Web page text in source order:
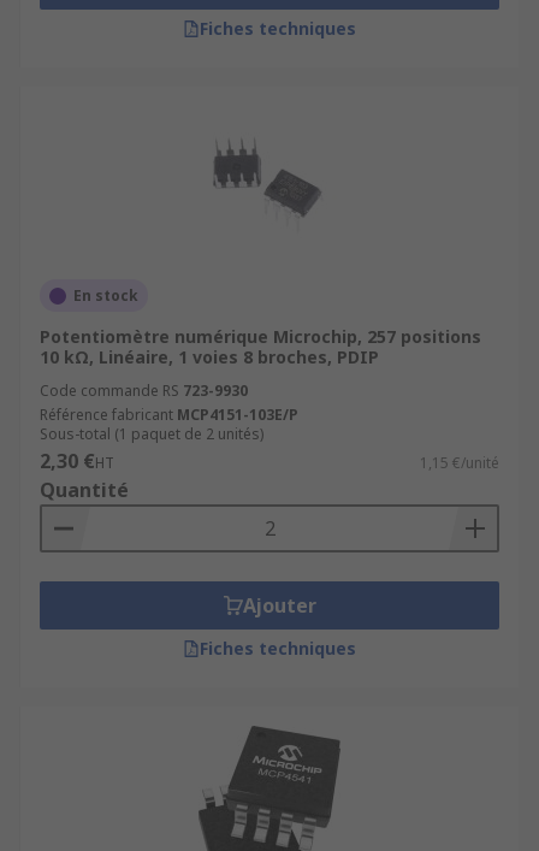
Fiches techniques
En stock
Potentiomètre numérique Microchip, 257 positions
10 kΩ, Linéaire, 1 voies 8 broches, PDIP
Code commande RS 723-9930
Référence fabricant MCP4151-103E/P
Sous-total (1 paquet de 2 unités)
2,30 €HT 1,15 €/unité
Quantité
Ajouter
Fiches techniques